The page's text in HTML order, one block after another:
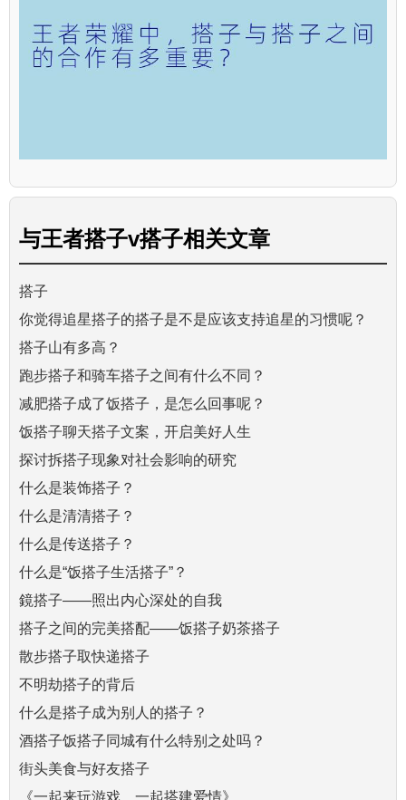
与王者搭子v搭子相关文章
搭子
你觉得追星搭子的搭子是不是应该支持追星的习惯呢？
搭子山有多高？
跑步搭子和骑车搭子之间有什么不同？
减肥搭子成了饭搭子，是怎么回事呢？
饭搭子聊天搭子文案，开启美好人生
探讨拆搭子现象对社会影响的研究
什么是装饰搭子？
什么是清清搭子？
什么是传送搭子？
什么是“饭搭子生活搭子”？
鏡搭子——照出内心深处的自我
搭子之间的完美搭配——饭搭子奶茶搭子
散步搭子取快递搭子
不明劫搭子的背后
什么是搭子成为别人的搭子？
酒搭子饭搭子同城有什么特别之处吗？
街头美食与好友搭子
《一起来玩游戏，一起搭建爱情》